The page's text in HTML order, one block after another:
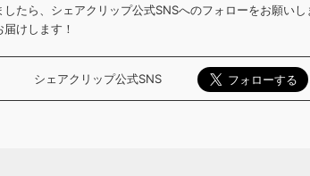
したら、シェアクリップ公式SNSへのフォローをお願いし
けします！
シェアクリップ公式SNS